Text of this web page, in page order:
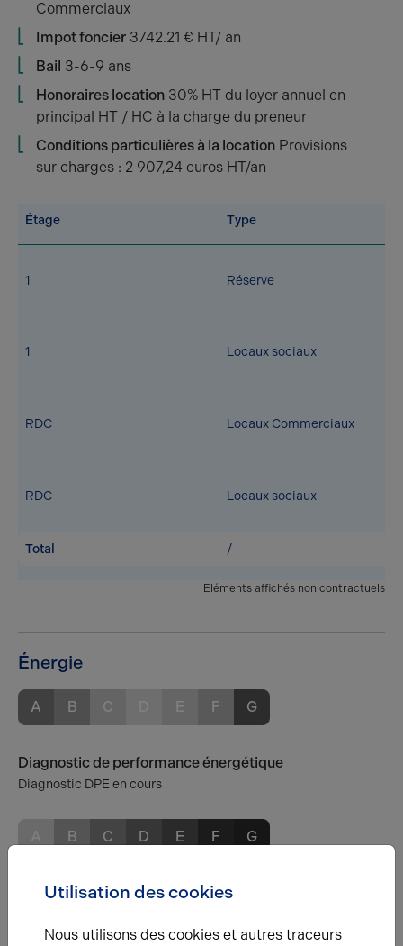
Commerciaux
Impot foncier 3742.21 € HT/ an
Bail 3-6-9 ans
Honoraires location 30% HT du loyer annuel en
principal HT / HC à la charge du preneur
Conditions particulières à la location Provisions
sur charges : 2 907,24 euros HT/an
Étage Type
1 Réserve
1 Locaux sociaux
RDC Locaux Commerciaux
RDC Locaux sociaux
Total /
Eléments affichés non contractuels
Énergie
A B C E F G
Diagnostic de performance énergétique
Diagnostic DPE en cours
B C D E F G
Indice d'émission de gaz à effet de serre
Utilisation des cookies
Nous utilisons des cookies et autres traceurs